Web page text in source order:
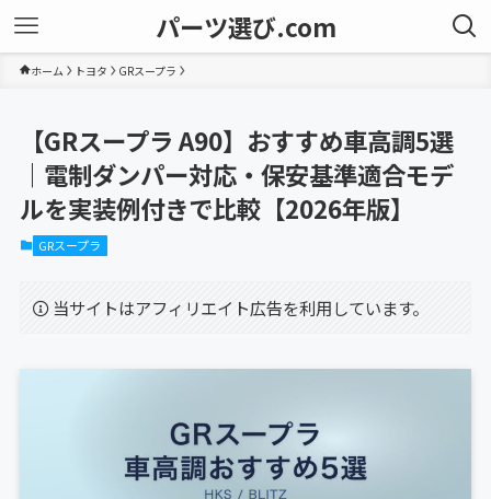
パーツ選び.com
ホーム トヨタ GRスープラ
【GRスープラ A90】おすすめ車高調5選
｜電制ダンパー対応・保安基準適合モデ
ルを実装例付きで比較【2026年版】
GRスープラ
当サイトはアフィリエイト広告を利用しています。